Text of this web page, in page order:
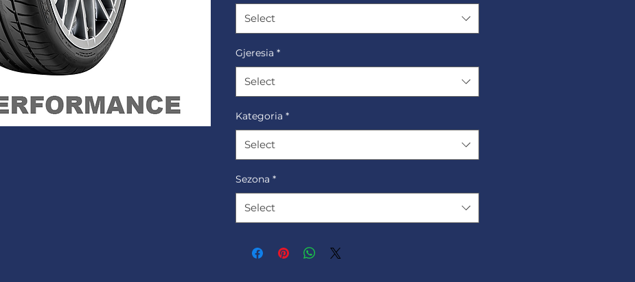
Select
Gjeresia *
Select
Kategoria *
Select
Sezona *
Select